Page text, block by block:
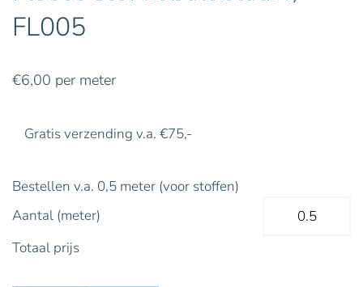
FL005
€6,00 per meter
Gratis verzending v.a. €75,-
Bestellen v.a. 0,5 meter (voor stoffen)
Aantal (meter)
Totaal prijs